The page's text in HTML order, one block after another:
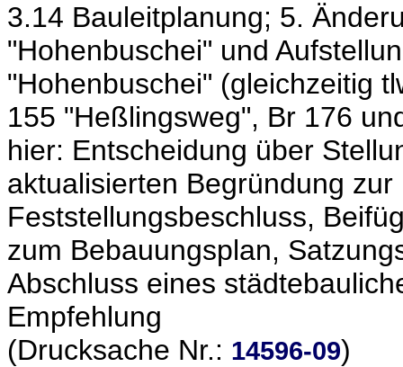
3.14 Bauleitplanung; 5.
"Hohenbuschei" und
"Hohenbuschei" (gleichzeitig
155 "Heßlingsweg", Br 176
hier: Entscheidung über
aktualisierten Begründung
Feststellungsbeschluss,
zum Bebauungsplan,
Abschluss eines
Empfehlung
(Drucksache Nr.: 14596-09)